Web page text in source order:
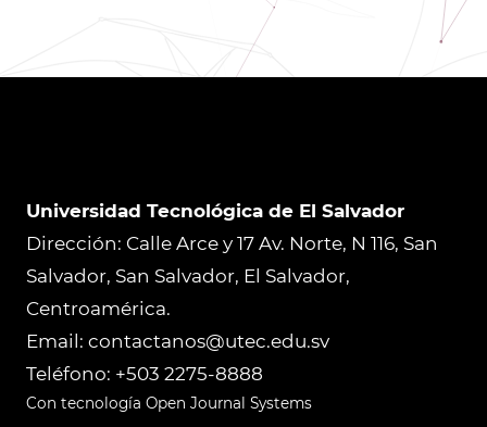
Universidad Tecnológica de El Salvador
Dirección: Calle Arce y 17 Av. Norte, N 116, San
Salvador, San Salvador, El Salvador,
Centroamérica.
Email: contactanos@utec.edu.sv
Teléfono: +503 2275-8888
Con tecnología Open Journal Systems